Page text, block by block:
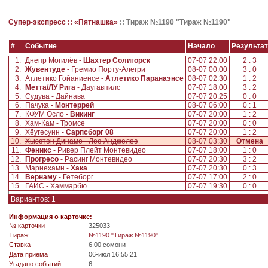
Супер-экспресс :: «Пятнашка» :: Тираж №1190 "Тираж №1190"
# Событие Начало Результат
1. Днепр Могилёв - Шахтер Солигорск 07-07 22:00 2 : 3
2. Жувентуде - Гремио Порту-Алегри 08-07 00:00 3 : 0
3. Атлетико Гойаниенсе - Атлетико Паранаэнсе 08-07 02:30 1 : 2
4.
Метта/ЛУ Рига - Даугавпилс 07-07 18:00 3 : 2
5. Судува - Дайнава 07-07 20:25 0 : 0
6.
Пачука - Монтеррей 08-07 06:00 0 : 1
7.
КФУМ Осло - Викинг 07-07 20:00 1 : 2
8. Хам-Кам - Тромсе 07-07 20:00 0 : 0
9. Хёугесунн - Сарпсборг 08 07-07 20:00 1 : 2
10. Хьюстон Динамо - Лос-Анджелес 08-07 03:30 Отмена
11. Феникс - Ривер Плейт Монтевидео 07-07 18:00 1 : 0
12.
Прогресо - Расинг Монтевидео 07-07 20:30 3 : 2
13.
Мариехамн - Хака 07-07 20:30 0 : 3
14.
Вернаму - Гетеборг 07-07 17:00 2 : 0
15.
ГАИС - Хаммарбю 07-07 19:30 0 : 0
Вариантов: 1
Информация о карточке:
№ карточки
325033
Tираж
№1190 "Тираж №1190"
Ставка
6.00 сомони
Дата приёма
06-июл 16:55:21
Угадано событий
6